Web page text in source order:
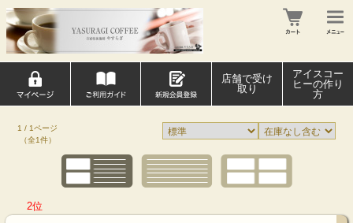
店舗で受け
取り
アイスコー
ヒーの作り
方
1 / 1ページ
（全1件）
2位